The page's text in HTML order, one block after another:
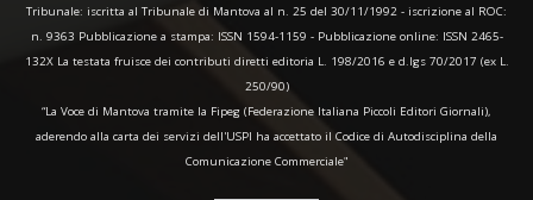
Tribunale: iscritta al Tribunale di Mantova al n. 25 del 30/11/1992 - iscrizione al ROC:
n. 9363 Pubblicazione a stampa: ISSN 1594-1159 - Pubblicazione online: ISSN 2465-
132X La testata fruisce dei contributi diretti editoria L. 198/2016 e d.lgs 70/2017 (ex L.
250/90)
“La Voce di Mantova tramite la Fipeg (Federazione Italiana Piccoli Editori Giornali),
aderendo alla carta dei servizi dell'USPI ha accettato il Codice di Autodisciplina della
Comunicazione Commerciale"